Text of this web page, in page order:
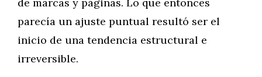
parecía un ajuste puntual resultó ser el
inicio de una tendencia estructural e
irreversible.